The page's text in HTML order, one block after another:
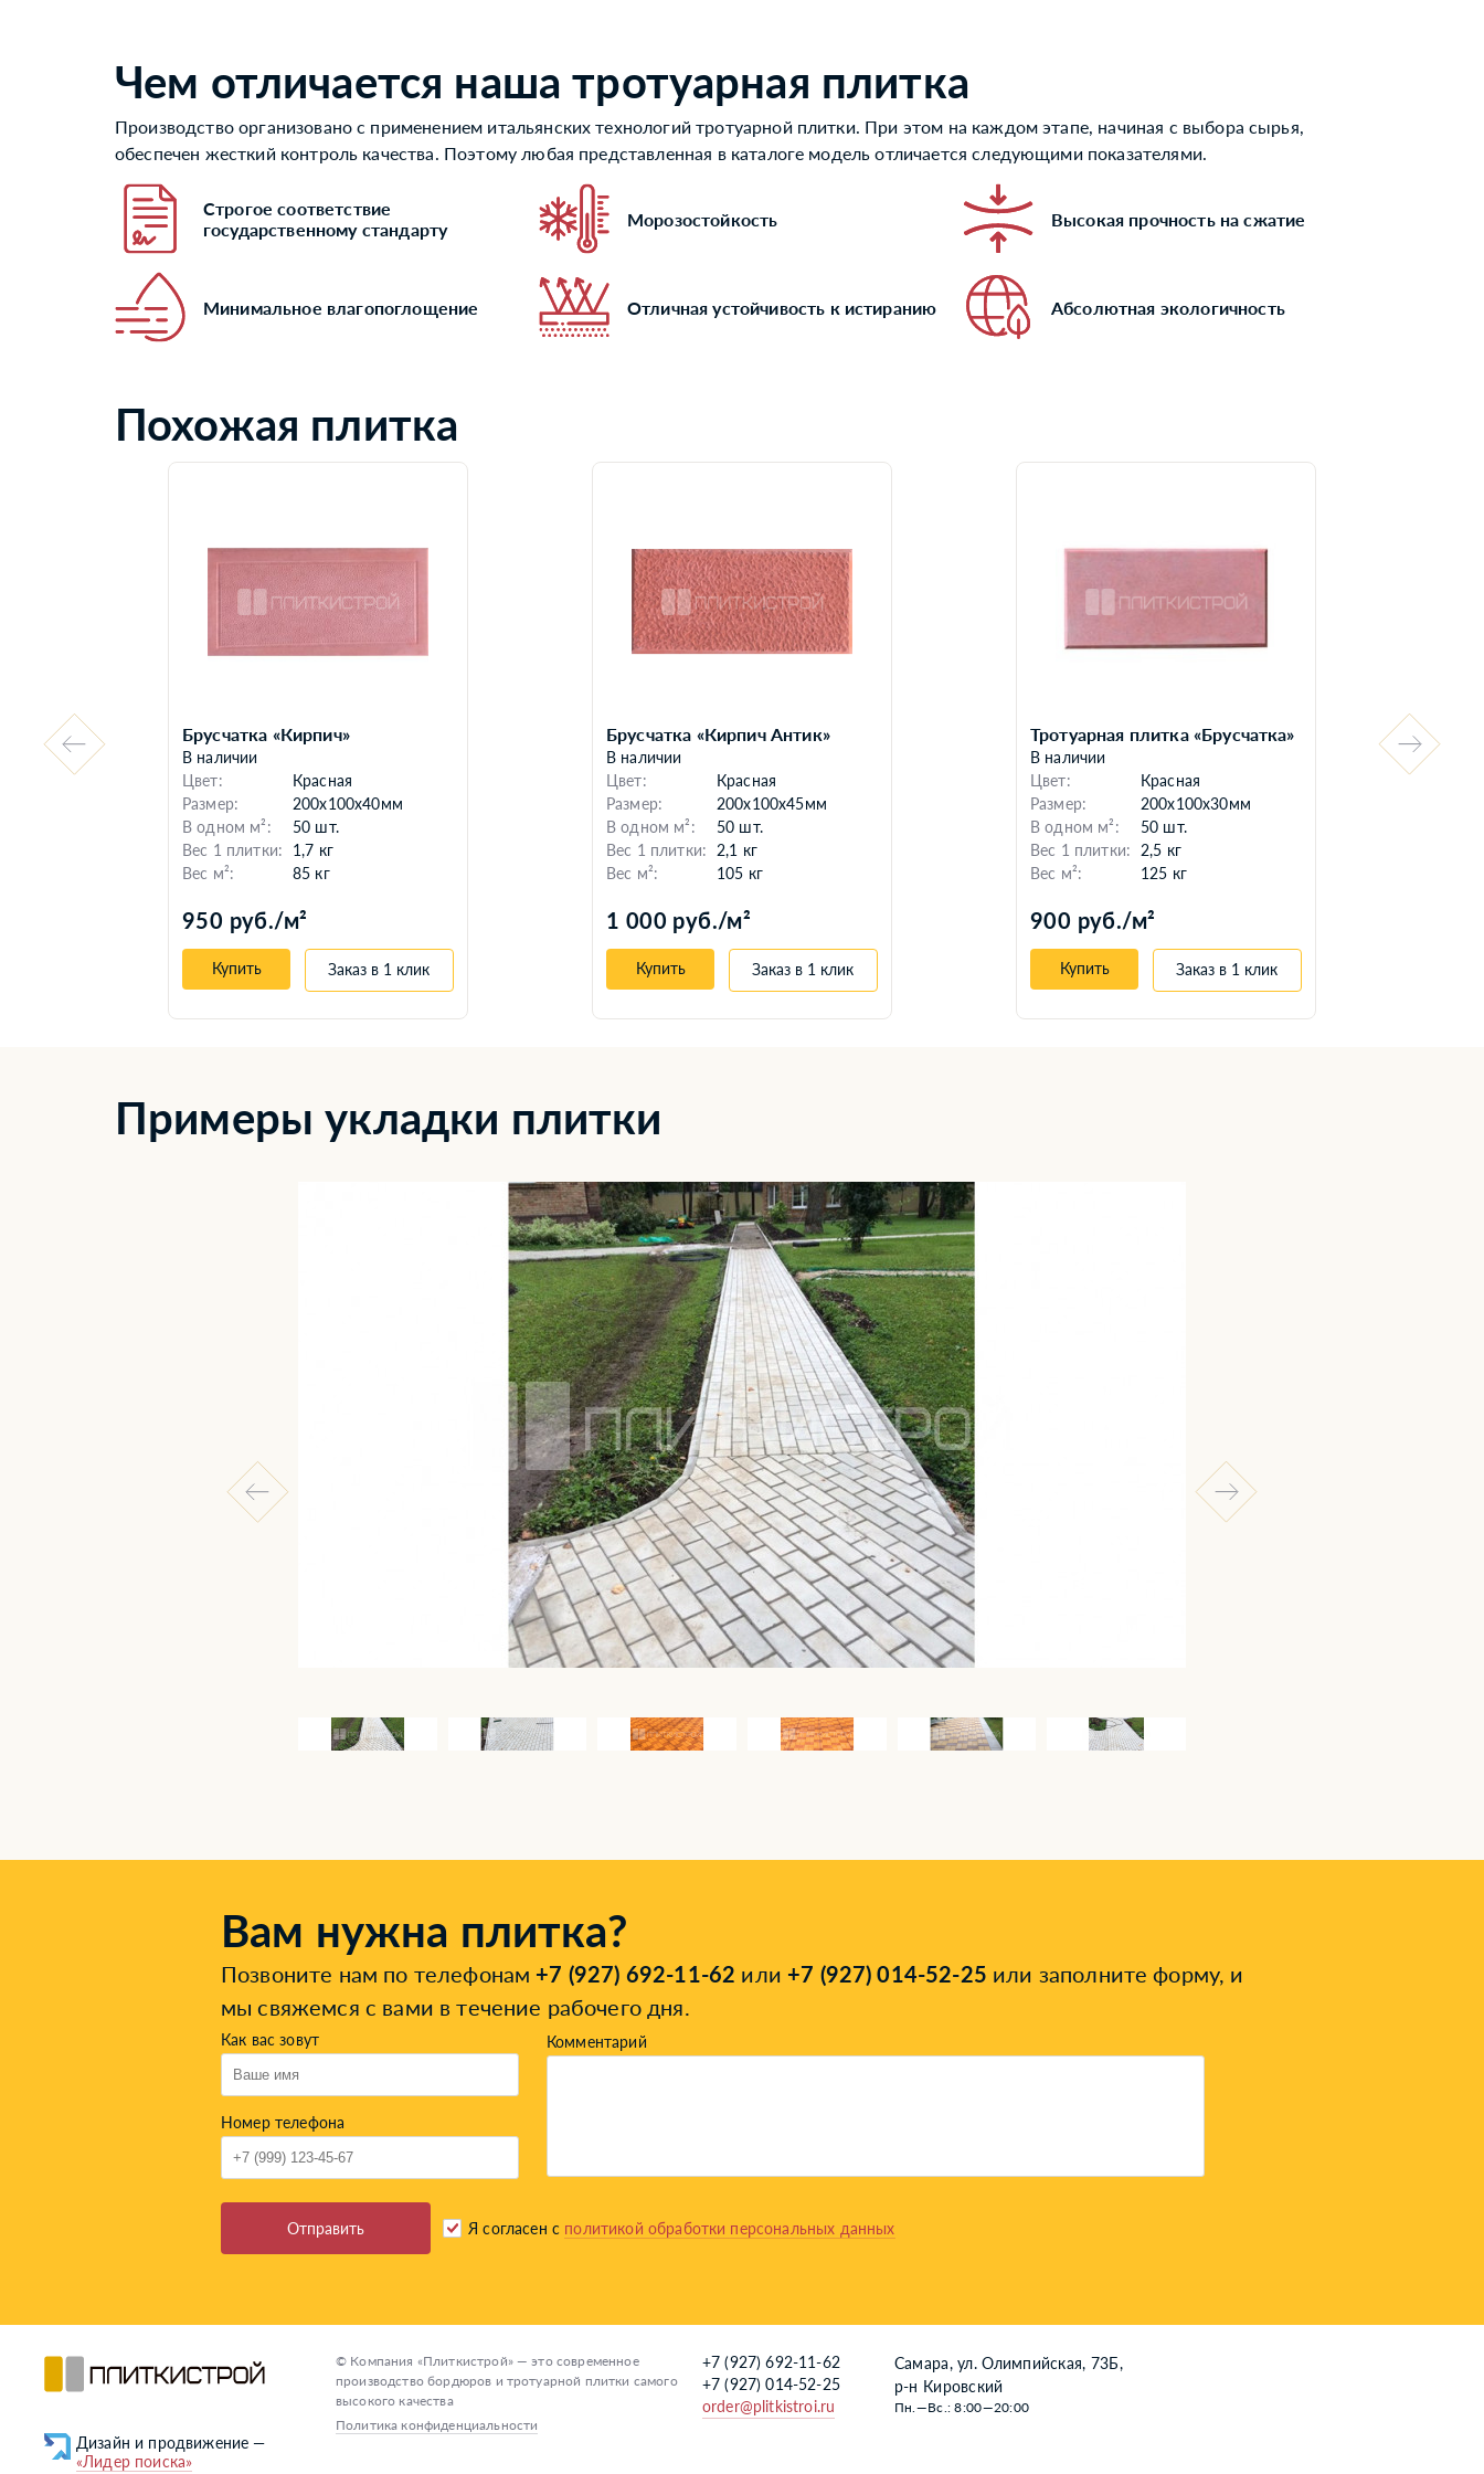
Чем отличается наша тротуарная плитка
Производство организовано с применением итальянских технологий тротуарной плитки. При этом на каждом этапе, начиная с выбора сырья,
обеспечен жесткий контроль качества. Поэтому любая представленная в каталоге модель отличается следующими показателями.
Строгое соответствие
государственному стандарту
Морозостойкость Высокая прочность на сжатие
Минимальное влагопоглощение Отличная устойчивость к истиранию Абсолютная экологичность
Похожая плитка
Брусчатка «Кирпич»
В наличии
Цвет:
Красная
Размер:
200x100x40мм
В одном м²:
50 шт.
Вес 1 плитки:
1,7 кг
Вес м²:
85 кг
950 руб./м²
Купить Заказ в 1 клик
Брусчатка «Кирпич Антик»
В наличии
Цвет:
Красная
Размер:
200x100x45мм
В одном м²:
50 шт.
Вес 1 плитки:
2,1 кг
Вес м²:
105 кг
1 000 руб./м²
Купить Заказ в 1 клик
Тротуарная плитка «Брусчатка»
В наличии
Цвет:
Красная
Размер:
200x100x30мм
В одном м²:
50 шт.
Вес 1 плитки:
2,5 кг
Вес м²:
125 кг
900 руб./м²
Купить Заказ в 1 клик
Примеры укладки плитки
Вам нужна плитка?
Позвоните нам по телефонам +7 (927) 692-11-62 или +7 (927) 014-52-25 или заполните форму, и
мы свяжемся с вами в течение рабочего дня.
Как вас зовут
Номер телефона
Комментарий
Отправить Я согласен с политикой обработки персональных данных
© Компания «Плиткистрой» — это современное
производство бордюров и тротуарной плитки самого
высокого качества
Политика конфиденциальности
+7 (927) 692-11-62
+7 (927) 014-52-25
order@plitkistroi.ru
Самара, ул. Олимпийская, 73Б,
р-н Кировский
Пн.—Вс.: 8:00—20:00
«Лидер поиска»